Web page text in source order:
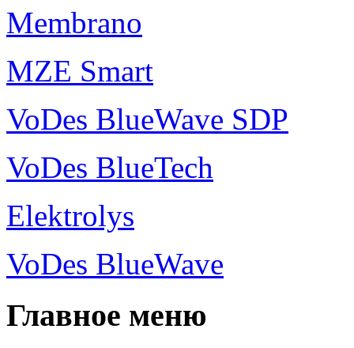
Membrano
MZE Smart
VoDes BlueWave SDP
VoDes BlueTech
Elektrolys
VoDes BlueWave
Главное меню